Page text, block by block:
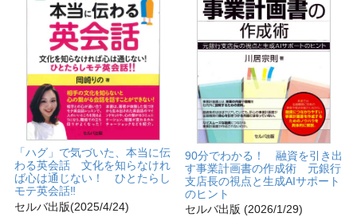
「ハグ」で気づいた、本当に伝
わる英会話 文化を知らなけれ
ば心は通じない！ ひとたらし
モテ英会話‼
セルバ出版(2025/4/24)
90分でわかる！ 融資を引き出
す事業計画書の作成術 元銀行
支店長の視点と生成AIサポート
のヒント
セルバ出版 (2026/1/29)